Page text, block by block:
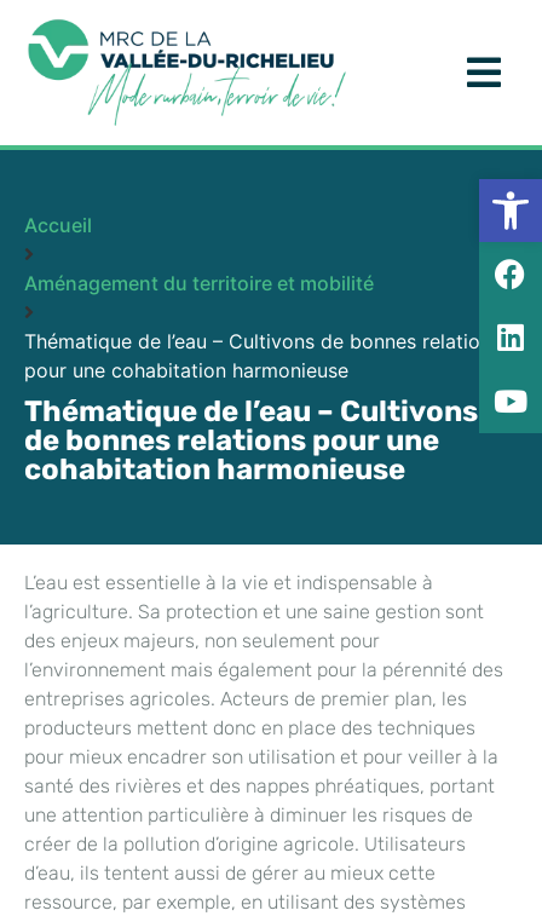
Accueil
Aménagement du territoire et mobilité
Thématique de l’eau – Cultivons de bonnes relations
pour une cohabitation harmonieuse
Thématique de l’eau – Cultivons
de bonnes relations pour une
cohabitation harmonieuse
L’eau est essentielle à la vie et indispensable à
l’agriculture. Sa protection et une saine gestion sont
des enjeux majeurs, non seulement pour
l’environnement mais également pour la pérennité des
entreprises agricoles. Acteurs de premier plan, les
producteurs mettent donc en place des techniques
pour mieux encadrer son utilisation et pour veiller à la
santé des rivières et des nappes phréatiques, portant
une attention particulière à diminuer les risques de
créer de la pollution d’origine agricole. Utilisateurs
d’eau, ils tentent aussi de gérer au mieux cette
ressource, par exemple, en utilisant des systèmes